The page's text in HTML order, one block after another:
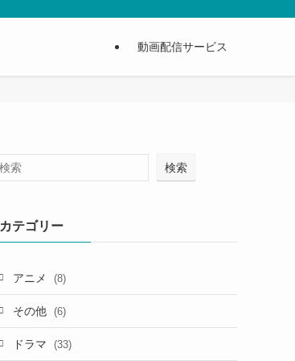
動画配信サービス
検索
カテゴリー
アニメ (8)
その他 (6)
ドラマ (33)